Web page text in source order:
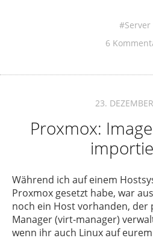
Server
6
23.
Proxmox:
Während ich auf einem
Proxmox gesetzt habe, war
noch ein Host vorhanden, der
Manager (virt-manager)
wenn ihr auch Linux auf